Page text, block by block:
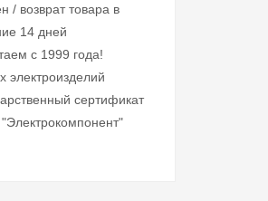
/ возврат товара в
14 дней
с 1999 года!
электроизделий
сертификат